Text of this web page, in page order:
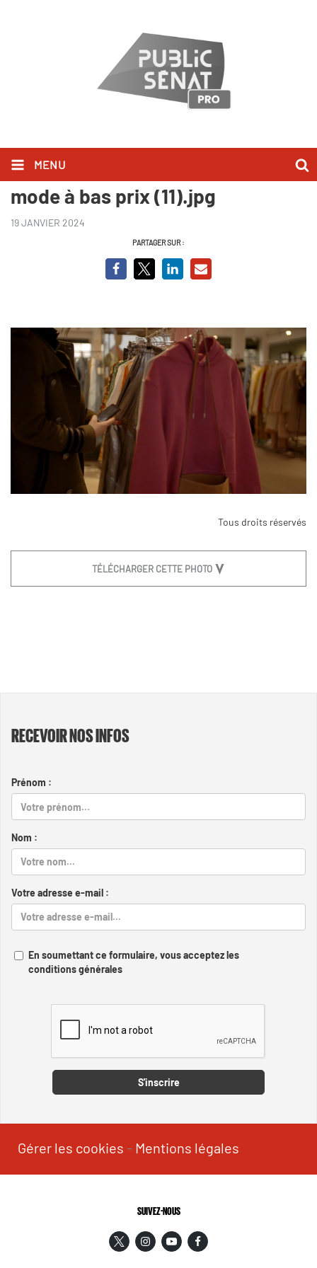
MENU
Fast fashion, les dessous de la
mode à bas prix (11).jpg
19 JANVIER 2024
PARTAGER SUR :
Tous droits réservés
TÉLÉCHARGER CETTE PHOTO
RECEVOIR NOS INFOS
Prénom :
Nom :
Votre adresse e-mail :
En soumettant ce formulaire, vous acceptez les
conditions générales
S'inscrire
Gérer les cookies - Mentions légales
SUIVEZ-NOUS